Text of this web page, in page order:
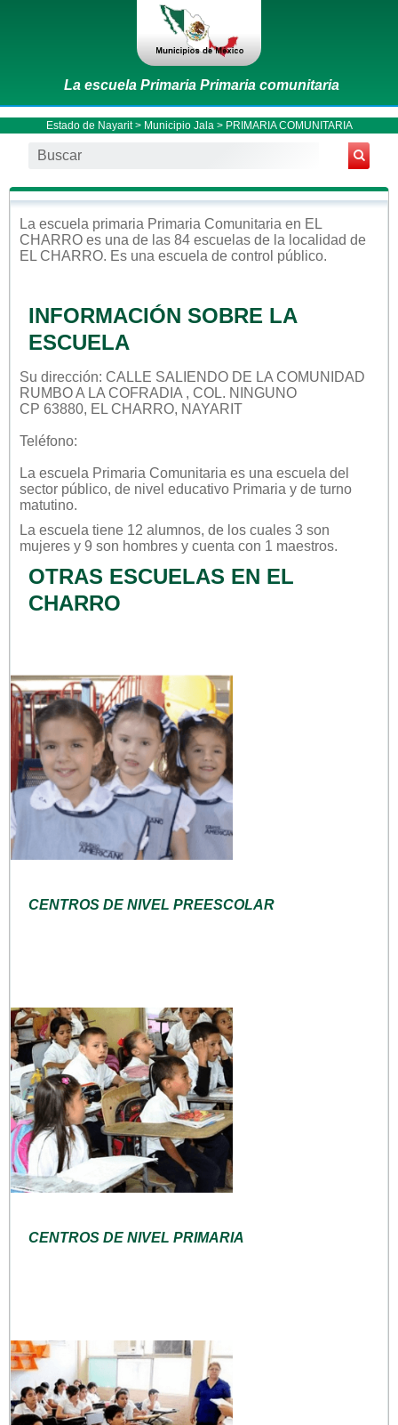
La escuela Primaria Primaria comunitaria
Estado de Nayarit> Municipio Jala > PRIMARIA COMUNITARIA
La escuela primaria Primaria Comunitaria en EL
CHARRO es una de las 84 escuelas de la localidad de
EL CHARRO. Es una escuela de control público.
INFORMACIÓN SOBRE LA
ESCUELA
Su dirección: CALLE SALIENDO DE LA COMUNIDAD
RUMBO A LA COFRADIA , COL. NINGUNO
CP 63880, EL CHARRO, NAYARIT
Teléfono:
La escuela Primaria Comunitaria es una escuela del
sector público, de nivel educativo Primaria y de turno
matutino.
La escuela tiene 12 alumnos, de los cuales 3 son
mujeres y 9 son hombres y cuenta con 1 maestros.
OTRAS ESCUELAS EN EL
CHARRO
CENTROS DE NIVEL PREESCOLAR
CENTROS DE NIVEL PRIMARIA